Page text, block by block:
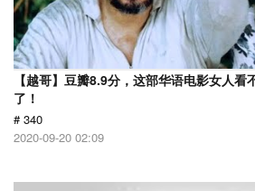
【越哥】豆瓣8.9分，这部华语电影女人
了！
# 340
2020-09-20 02:09